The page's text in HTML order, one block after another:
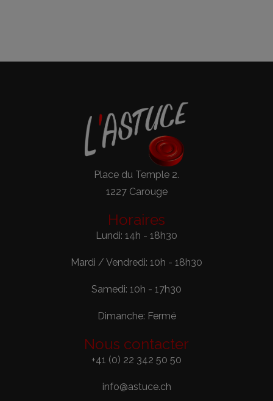
Place du Temple 2.
1227 Carouge
Horaires
Lundi: 14h - 18h30
Mardi / Vendredi: 10h - 18h30
Samedi: 10h - 17h30
Dimanche: Fermé
Nous contacter
+41 (0) 22 342 50 50
info@astuce.ch